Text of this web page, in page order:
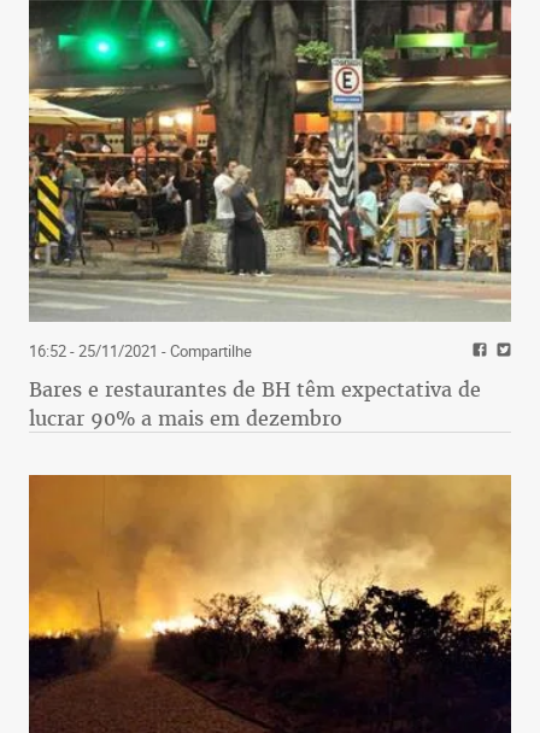
16:52 - 25/11/2021 - Compartilhe
Bares e restaurantes de BH têm expectativa de
lucrar 90% a mais em dezembro